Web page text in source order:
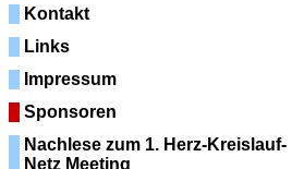
Kontakt
Links
Impressum
Sponsoren
Nachlese zum 1. Herz-Kreislauf-
Netz Meeting